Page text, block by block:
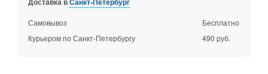
Самовывоз
Бесплатно
Курьером по Санкт-Петербургу
490 руб.